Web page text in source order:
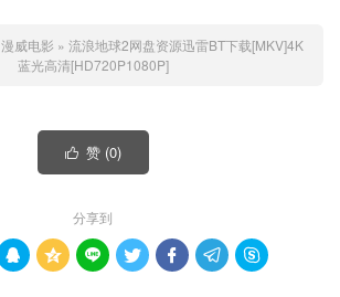
漫威电影 » 流浪地球2网盘资源迅雷BT下载[MKV]4K
蓝光高清[HD720P1080P]
 赞 (0)
分享到
      